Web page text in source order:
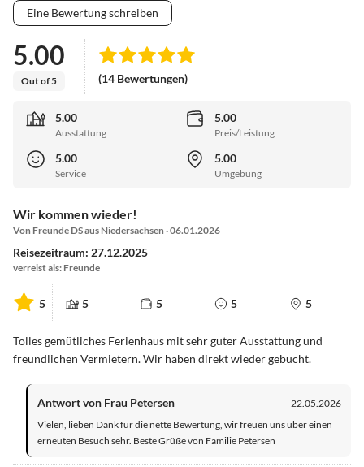
Eine Bewertung schreiben
5.00
Out of 5 (14 Bewertungen)
5.00
Ausstattung
5.00
Preis/Leistung
5.00
Service
5.00
Umgebung
Wir kommen wieder!
Von Freunde DS aus Niedersachsen · 06.01.2026
Reisezeitraum: 27.12.2025
verreist als: Freunde
5 5 5 5 5
Tolles gemütliches Ferienhaus mit sehr guter Ausstattung und
freundlichen Vermietern. Wir haben direkt wieder gebucht.
Antwort von Frau Petersen
22.05.2026
Vielen, lieben Dank für die nette Bewertung, wir freuen uns über einen
erneuten Besuch sehr. Beste Grüße von Familie Petersen